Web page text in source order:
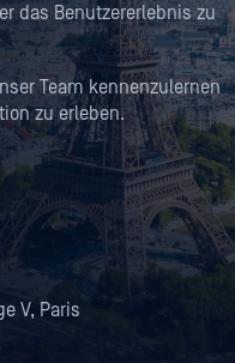
das Benutzererlebnis zu
Team kennenzulernen
zu erleben.
V, Paris